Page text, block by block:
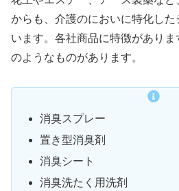
からも、介護のにおいに特化し
います。各社商品に特徴があり
のようなものがあります。
消臭スプレー
置き型消臭剤
消臭シート
消臭洗たく用洗剤